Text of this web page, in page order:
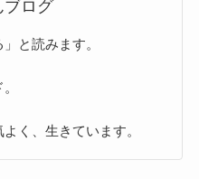
ブログ
と読みます。
く、生きています。